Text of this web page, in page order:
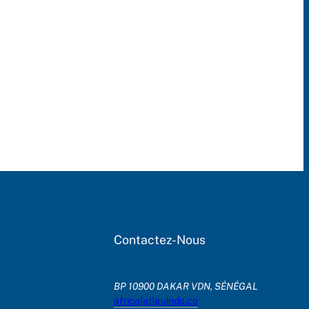
Contactez-Nous
BP 10900 DAKAR VDN, SÉNÉGAL
africa[at]guindo.co